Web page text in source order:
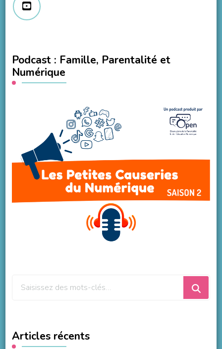
Podcast : Famille, Parentalité et
Numérique
?
Articles récents